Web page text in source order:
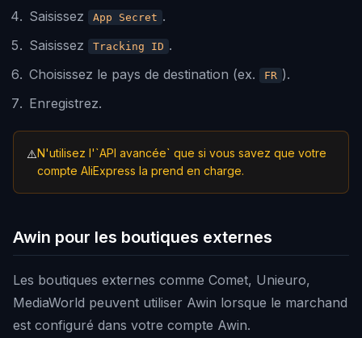
Saisissez
App Secret .
Saisissez
Tracking ID .
Choisissez le pays de destination (ex.
FR ).
Enregistrez.
⚠️N'utilisez l'`API avancée` que si vous savez que votre
compte AliExpress la prend en charge.
Awin pour les boutiques externes
Les boutiques externes comme Comet, Unieuro,
MediaWorld peuvent utiliser Awin lorsque le marchand
est configuré dans votre compte Awin.